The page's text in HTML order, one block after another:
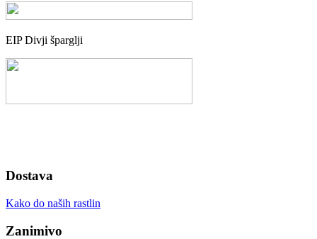
EIP Divji šparglji
Dostava
Kako do naših rastlin
Zanimivo